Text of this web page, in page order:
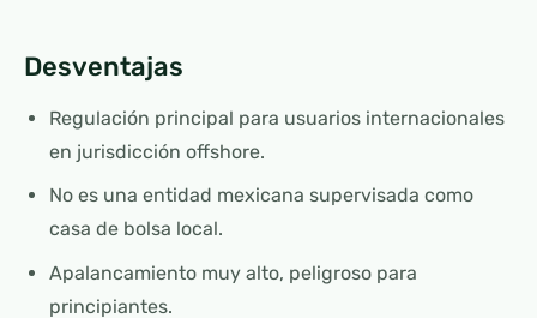
Desventajas
Regulación principal para usuarios internacionales
en jurisdicción offshore.
No es una entidad mexicana supervisada como
casa de bolsa local.
Apalancamiento muy alto, peligroso para
principiantes.